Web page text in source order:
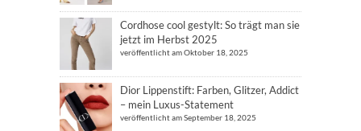
Cordhose cool gestylt: So trägt man sie
jetzt im Herbst 2025
veröffentlicht am Oktober 18, 2025
Dior Lippenstift: Farben, Glitzer, Addict
– mein Luxus-Statement
veröffentlicht am September 18, 2025